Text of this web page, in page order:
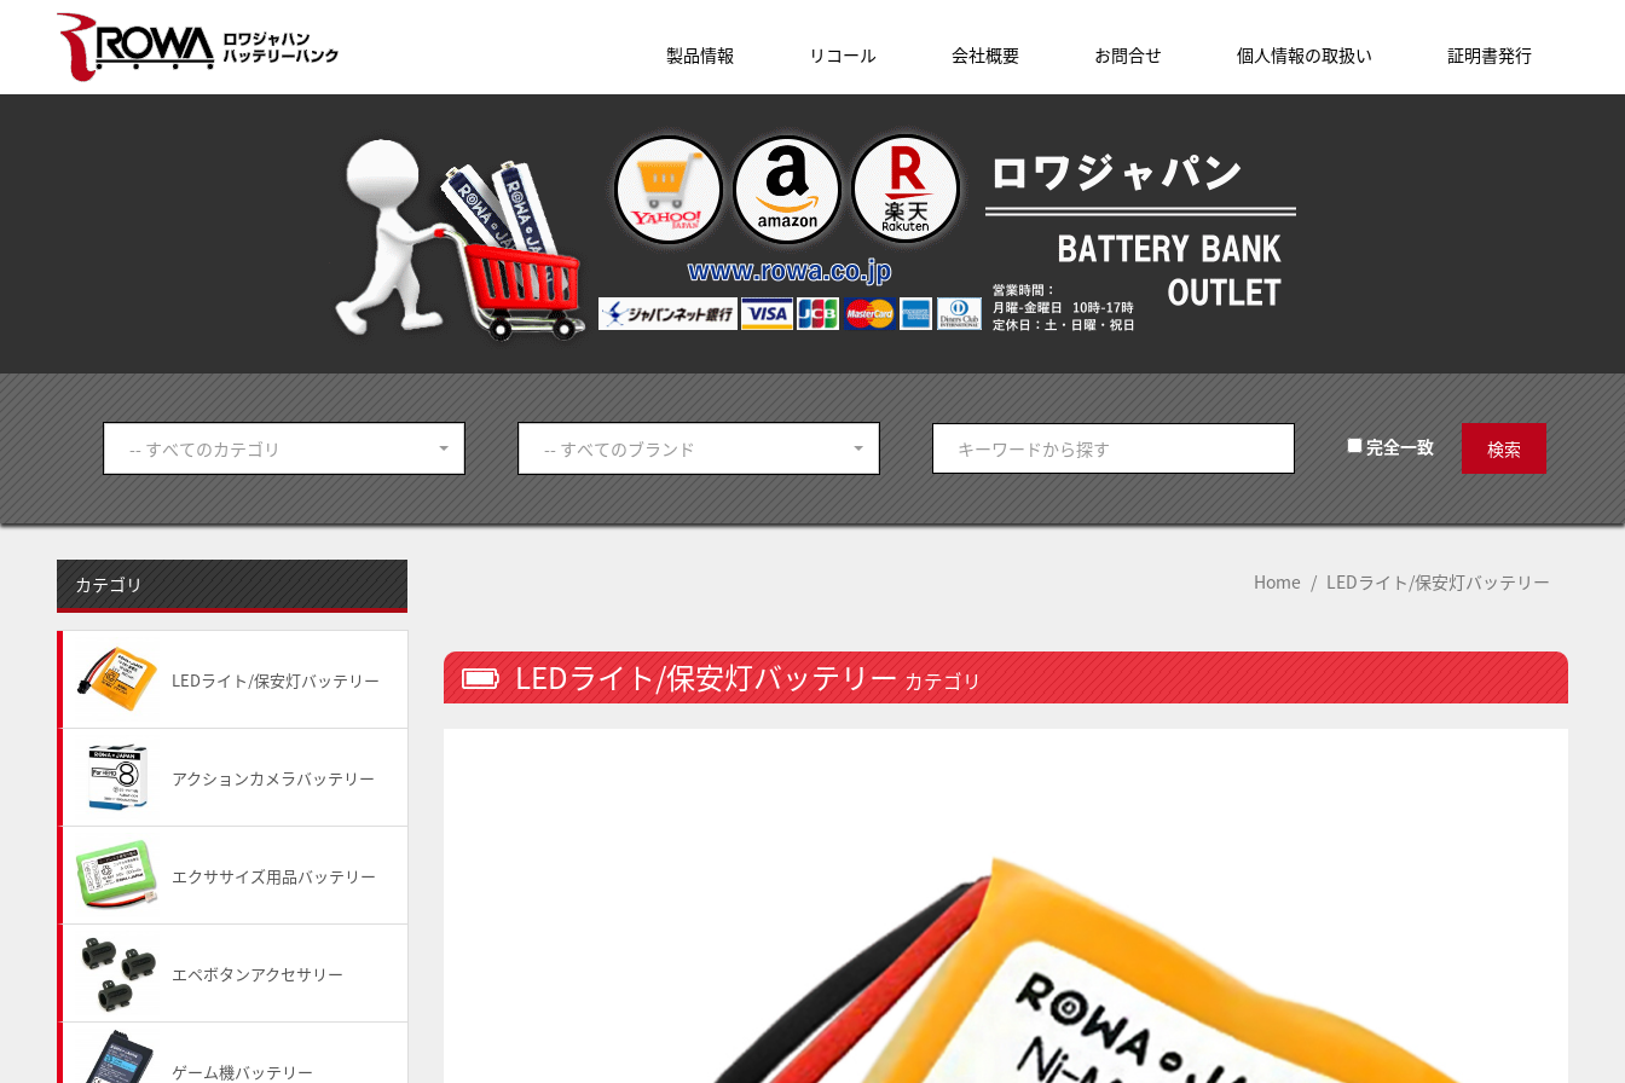
製品情報 リコール 会社概要 お問合せ 個人情報の取扱い 証明書発行
-- すべてのカテゴリ -- すべてのブランド 完全一致 検索
カテゴリ
LEDライト/保安灯バッテリー
アクションカメラバッテリー
エクササイズ用品バッテリー
エペボタンアクセサリー
ゲーム機バッテリー
Home LEDライト/保安灯バッテリー
LEDライト/保安灯バッテリー カテゴリ